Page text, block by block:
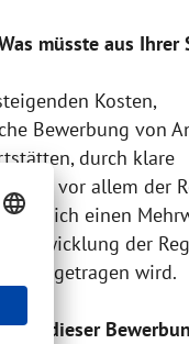
müsste aus Ihrer
Kosten,
Bewerbung von
durch klare
vor allem der
einen
Entwicklung der
getragen wird.
dieser